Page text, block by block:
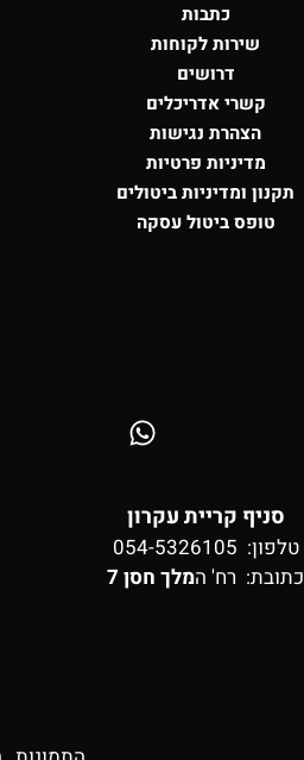
כתבות
שירות לקוחות
דרושים
קשרי אדריכלים
הצהרת נגישות
מדיניות פרטיות
תקנון ומדיניות ביטולים
טופס ביטול עסקה
סניף קריית עקרון
טלפון: 054-5326105
כתובת: רח' המלך חסן 7